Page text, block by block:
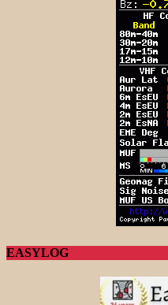
EASYLOG